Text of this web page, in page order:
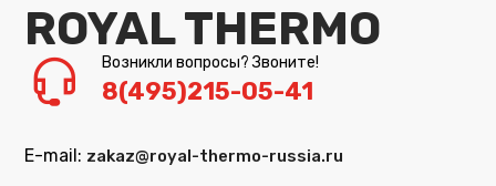
ROYAL THERMO
Возникли вопросы? Звоните!
8(495)215-05-41
E-mail: zakaz@royal-thermo-russia.ru